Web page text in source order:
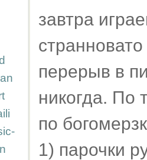
завтра
перерыв в
никогда. По
по
1) парочки